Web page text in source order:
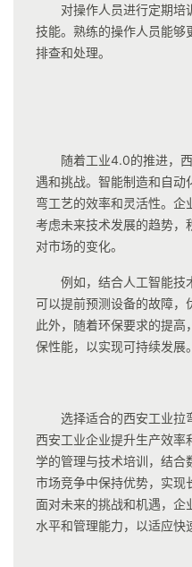
对操作人员进行定期培
技能。熟练的操作人员能够
排查和处理。
随着工业4.0的推进，
遇和挑战。智能制造和自动
弯工艺的效率和灵活性。
考虑未来技术发展的趋势，
对市场的变化。
例如，结合人工智能技
可以提前预测设备的故障，
此外，随着环保要求的提
保性能，以实现可持续发展。
选择适合的西安工业拉
西安工业企业提升生产效率
学的管理与技术培训，结合
市场竞争中保持优势，实现
面对未来的挑战和机遇，企
水平和管理能力，以适应快